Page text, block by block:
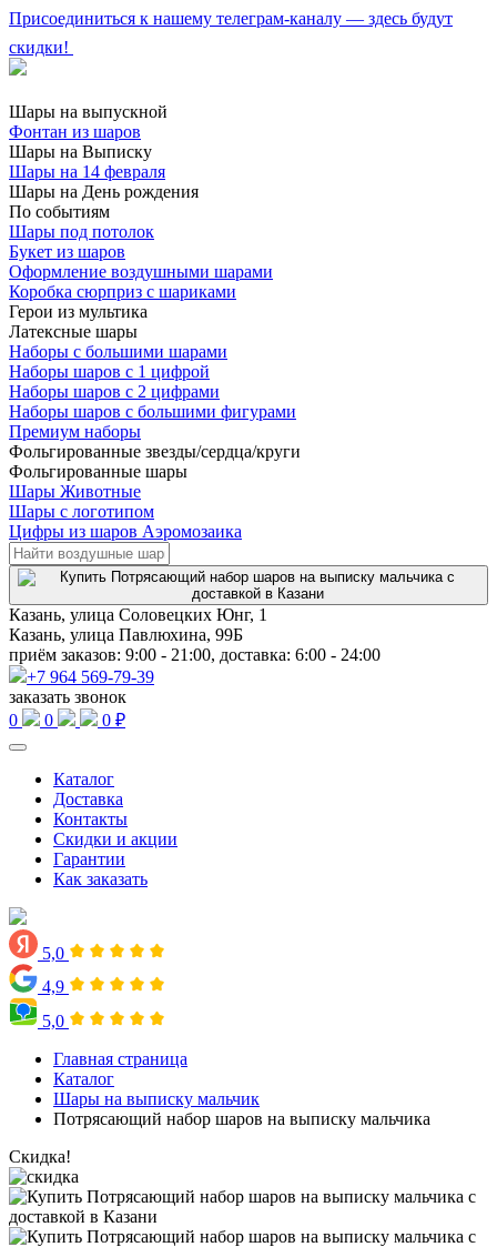
Присоединиться к нашему телеграм-каналу — здесь будут
скидки!
Шары на выпускной
Фонтан из шаров
Шары на Выписку
Шары на 14 февраля
Шары на День рождения
По событиям
Шары под потолок
Букет из шаров
Оформление воздушными шарами
Коробка сюрприз с шариками
Герои из мультика
Латексные шары
Наборы с большими шарами
Наборы шаров с 1 цифрой
Наборы шаров с 2 цифрами
Наборы шаров с большими фигурами
Премиум наборы
Фольгированные звезды/сердца/круги
Фольгированные шары
Шары Животные
Шары с логотипом
Цифры из шаров Аэромозаика
Казань, улица Соловецких Юнг, 1
Казань, улица Павлюхина, 99Б
приём заказов: 9:00 - 21:00, доставка: 6:00 - 24:00
+7 964 569-79-39
заказать звонок
0
0 0 ₽
Каталог
Доставка
Контакты
Скидки и акции
Гарантии
Как заказать
5,0
4,9
5,0
Главная страница
Каталог
Шары на выписку мальчик
Потрясающий набор шаров на выписку мальчика
Скидка!